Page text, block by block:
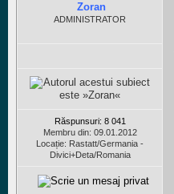
Zoran
ADMINISTRATOR
Răspunsuri: 8 041
Membru din: 09.01.2012
Locație: Rastatt/Germania -
Divici+Deta/Romania